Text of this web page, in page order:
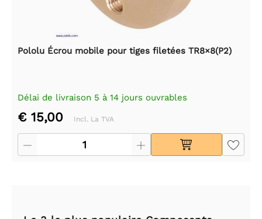
Pololu Écrou mobile pour tiges filetées TR8×8(P2)
Délai de livraison 5 à 14 jours ouvrables
€ 15,00 Incl. La TVA